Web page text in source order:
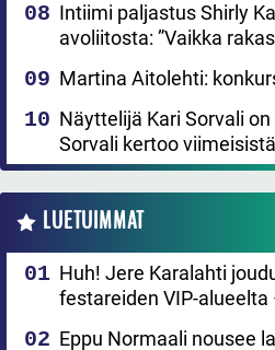
Intiimi paljastus Shirly
avoliitosta: ”Vaikka
Martina Aitolehti:
Näyttelijä Kari Sorvali
Sorvali kertoo
LUETUIMMAT
Huh! Jere Karalahti
festareiden VIP-
Eppu Normaali nousee